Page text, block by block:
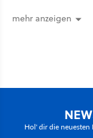
mehr anzeigen
Hol' dir die neuesten